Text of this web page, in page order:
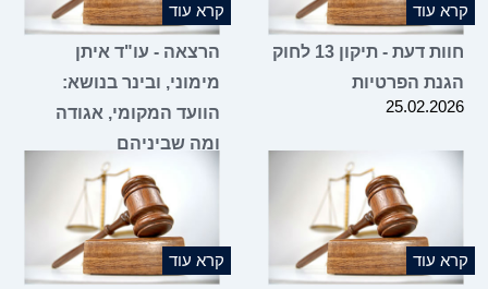
קרא עוד
חוות דעת - תיקון 13 לחוק
הגנת הפרטיות
25.02.2026
קרא עוד
הרצאה - עו"ד איתן
מימוני, ובינר בנושא:
הוועד המקומי, אגודה
ומה שביניהם
קרא עוד קרא עוד